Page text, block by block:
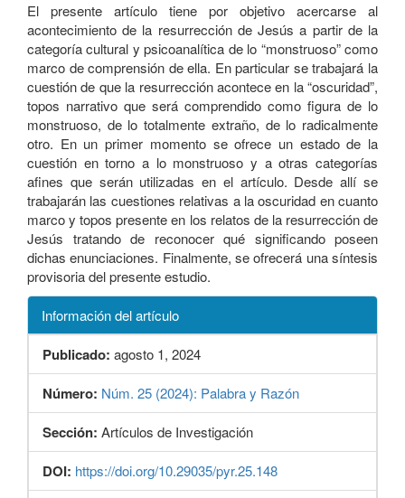
El presente artículo tiene por objetivo acercarse al
acontecimiento de la resurrección de Jesús a partir de la
categoría cultural y psicoanalítica de lo “monstruoso” como
marco de comprensión de ella. En particular se trabajará la
cuestión de que la resurrección acontece en la “oscuridad”,
topos narrativo que será comprendido como figura de lo
monstruoso, de lo totalmente extraño, de lo radicalmente
otro. En un primer momento se ofrece un estado de la
cuestión en torno a lo monstruoso y a otras categorías
afines que serán utilizadas en el artículo. Desde allí se
trabajarán las cuestiones relativas a la oscuridad en cuanto
marco y topos presente en los relatos de la resurrección de
Jesús tratando de reconocer qué significando poseen
dichas enunciaciones. Finalmente, se ofrecerá una síntesis
provisoria del presente estudio.
Información del artículo
Publicado: agosto 1, 2024
Número: Núm. 25 (2024): Palabra y Razón
Sección: Artículos de Investigación
DOI: https://doi.org/10.29035/pyr.25.148